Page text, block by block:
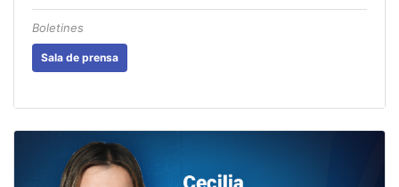
Boletines
Sala de prensa